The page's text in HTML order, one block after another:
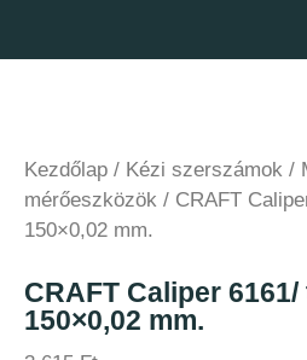
Kezdőlap / Kézi szerszámok /
mérőeszközök / CRAFT
150×0,02 mm.
CRAFT Caliper
150×0,02 mm.